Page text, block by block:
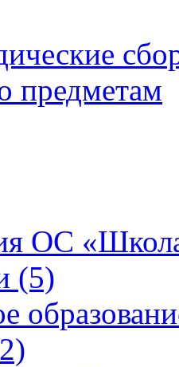
предметам
ОС
(5)